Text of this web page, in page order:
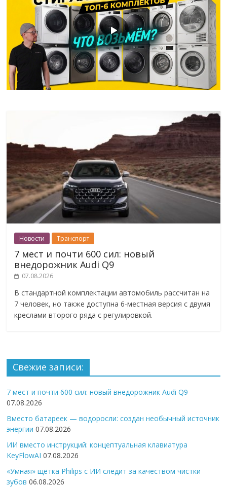
Новости Транспорт
7 мест и почти 600 сил: новый
внедорожник Audi Q9
07.08.2026
В стандартной комплектации автомобиль рассчитан на
7 человек, но также доступна 6-местная версия с двумя
креслами второго ряда с регулировкой.
Свежие записи:
7 мест и почти 600 сил: новый внедорожник Audi Q9
07.08.2026
Вместо батареек — водоросли: создан необычный источник
энергии 07.08.2026
ИИ вместо инструкций: концептуальная клавиатура
KeyFlowAI 07.08.2026
«Умная» щётка Philips с ИИ следит за качеством чистки
зубов 06.08.2026